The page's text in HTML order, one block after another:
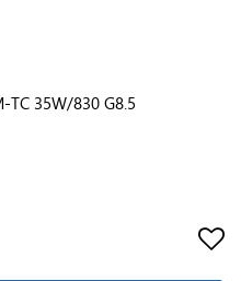
TC 35W/830 G8.5